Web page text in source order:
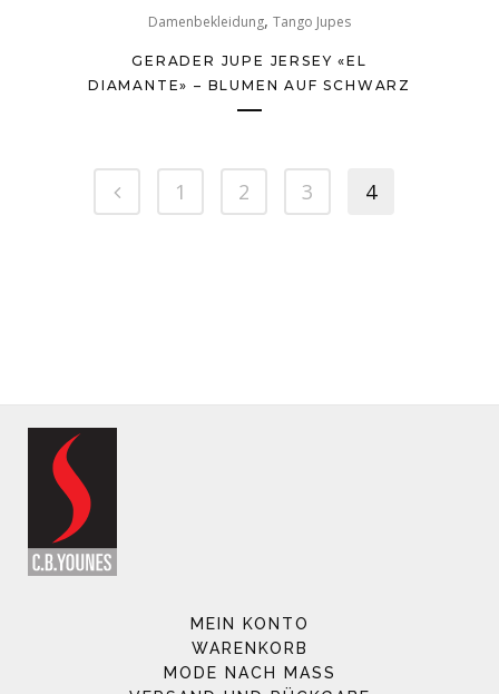
Damenbekleidung, Tango Jupes
GERADER JUPE JERSEY «EL
DIAMANTE» – BLUMEN AUF SCHWARZ
1 2 3 4
MEIN KONTO
WARENKORB
MODE NACH MASS